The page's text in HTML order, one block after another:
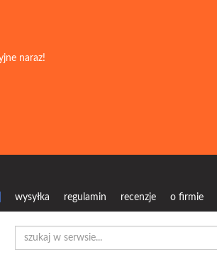
naraz!
wysyłka regulamin recenzje o firmie